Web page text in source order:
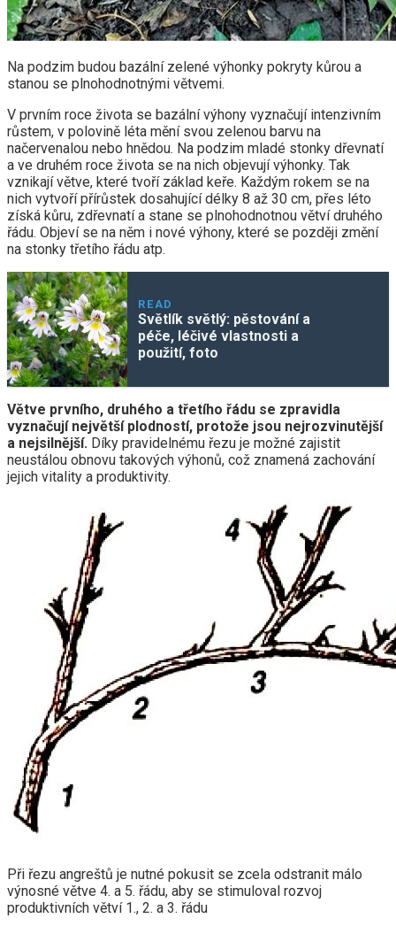
Na podzim budou bazální zelené výhonky pokryty kůrou a
stanou se plnohodnotnými větvemi.
V prvním roce života se bazální výhony vyznačují intenzivním
růstem, v polovině léta mění svou zelenou barvu na
načervenalou nebo hnědou. Na podzim mladé stonky dřevnatí
a ve druhém roce života se na nich objevují výhonky. Tak
vznikají větve, které tvoří základ keře. Každým rokem se na
nich vytvoří přírůstek dosahující délky 8 až 30 cm, přes léto
získá kůru, zdřevnatí a stane se plnohodnotnou větví druhého
řádu. Objeví se na něm i nové výhony, které se později změní
na stonky třetího řádu atp.
READ
Světlík světlý: pěstování a
péče, léčivé vlastnosti a
použití, foto
Větve prvního, druhého a třetího řádu se zpravidla
vyznačují největší plodností, protože jsou nejrozvinutější
a nejsilnější. Díky pravidelnému řezu je možné zajistit
neustálou obnovu takových výhonů, což znamená zachování
jejich vitality a produktivity.
Při řezu angreštů je nutné pokusit se zcela odstranit málo
výnosné větve 4. a 5. řádu, aby se stimuloval rozvoj
produktivních větví 1., 2. a 3. řádu